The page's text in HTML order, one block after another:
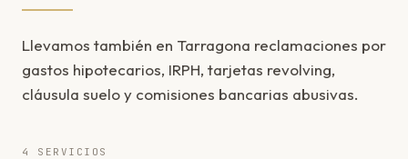
Llevamos también en Tarragona reclamaciones por
gastos hipotecarios, IRPH, tarjetas revolving,
cláusula suelo y comisiones bancarias abusivas.
4 SERVICIOS